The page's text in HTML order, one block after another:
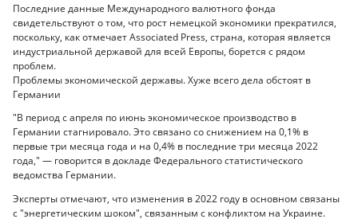
Последние данные Международного валютного фонда
свидетельствуют о том, что рост немецкой экономики прекратился,
поскольку, как отмечает Associated Press, страна, которая является
индустриальной державой для всей Европы, борется с рядом
проблем.
Проблемы экономической державы. Хуже всего дела обстоят в
Германии
"В период с апреля по июнь экономическое производство в
Германии стагнировало. Это связано со снижением на 0,1% в
первые три месяца года и на 0,4% в последние три месяца 2022
года," — говорится в докладе Федерального статистического
ведомства Германии.
Эксперты отмечают, что изменения в 2022 году в основном связаны
с "энергетическим шоком", связанным с конфликтом на Украине.